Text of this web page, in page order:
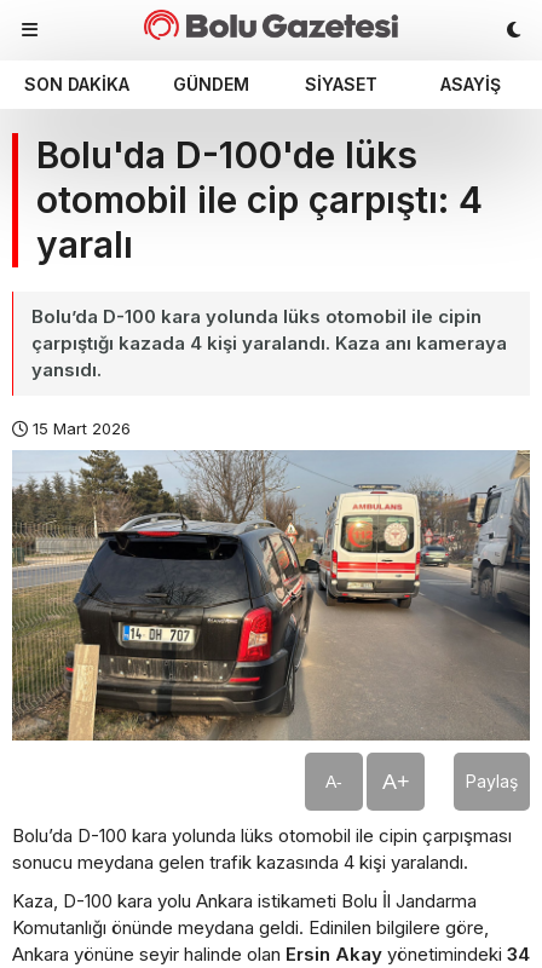
SON DAKIKA GÜNDEM SIYASET ASAYIŞ
Bolu'da D-100'de lüks
otomobil ile cip çarpıştı: 4
yaralı
Bolu’da D-100 kara yolunda lüks otomobil ile cipin
çarpıştığı kazada 4 kişi yaralandı. Kaza anı kameraya
yansıdı.
15 Mart 2026
A- A+ Paylaş
Bolu’da D-100 kara yolunda lüks otomobil ile cipin çarpışması
sonucu meydana gelen trafik kazasında 4 kişi yaralandı.
Kaza, D-100 kara yolu Ankara istikameti Bolu İl Jandarma
Komutanlığı önünde meydana geldi. Edinilen bilgilere göre,
Ankara yönüne seyir halinde olan Ersin Akay yönetimindeki 34